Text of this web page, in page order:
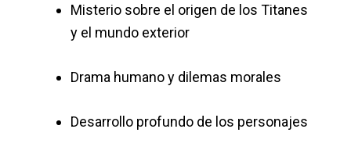
Misterio sobre el origen de los Titanes
y el mundo exterior
Drama humano y dilemas morales
Desarrollo profundo de los personajes